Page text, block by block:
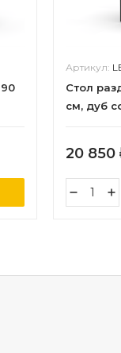
Артикул:
Cтол
см, дуб
20 850